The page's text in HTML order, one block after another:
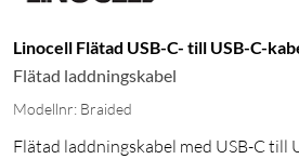
Linocell Flätad USB-C- till USB-C-
Flätad laddningskabel
Modellnr: Braided
Flätad laddningskabel med USB-C till